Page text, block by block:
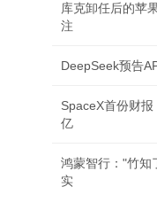
库克卸任后的苹
注
DeepSeek预告
SpaceX首份财
亿
鸿蒙智行："竹知
实